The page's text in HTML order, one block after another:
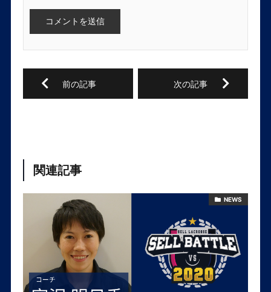
関連記事
NEWS